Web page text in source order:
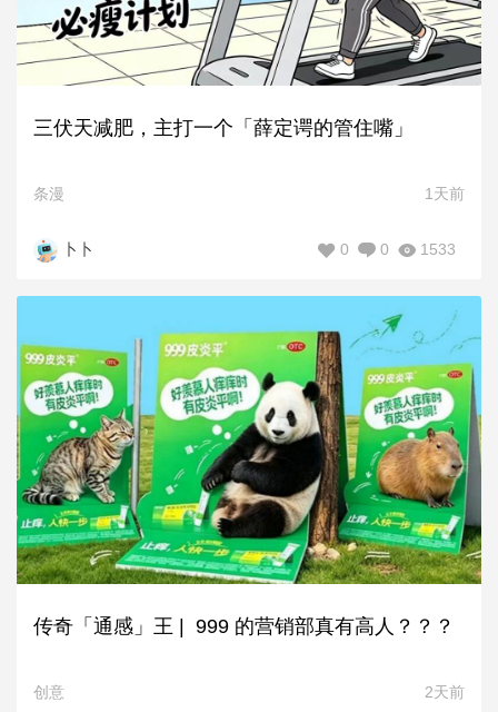
三伏天减肥，主打一个「薛定谔的管住嘴」
条漫 1天前
卜卜 1533
0
0
传奇「通感」王 | 999 的营销部真有高人？？？
创意 2天前